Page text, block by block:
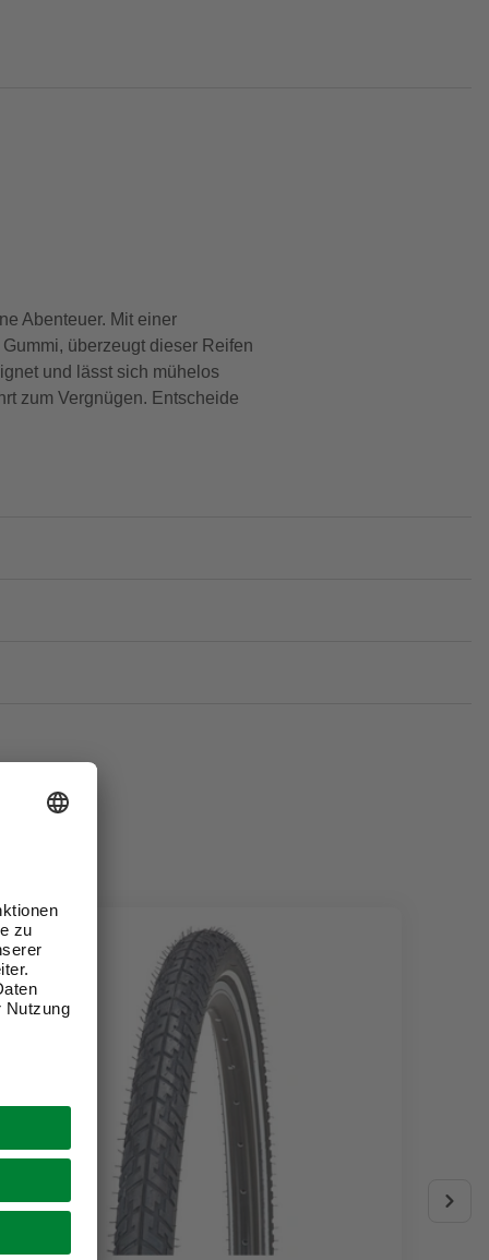
Abenteuer. Mit einer
überzeugt dieser Reifen
und lässt sich mühelos
zum Vergnügen. Entscheide